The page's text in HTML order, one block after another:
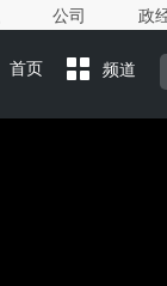
公司 政
首页 频道